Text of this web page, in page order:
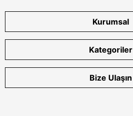
Kurumsal
Kategoriler
Bize Ulaşın